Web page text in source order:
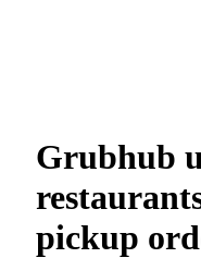
Grubhub
pickup